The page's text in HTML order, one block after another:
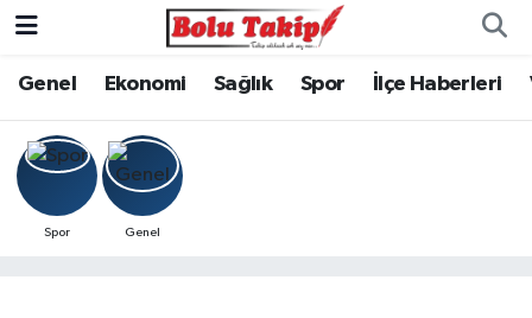
Genel Ekonomi Sağlık Spor İlçe Haberleri
Spor Genel